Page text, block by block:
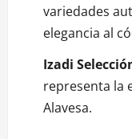
variedades
elegancia al
Izadi
representa la
Alavesa.